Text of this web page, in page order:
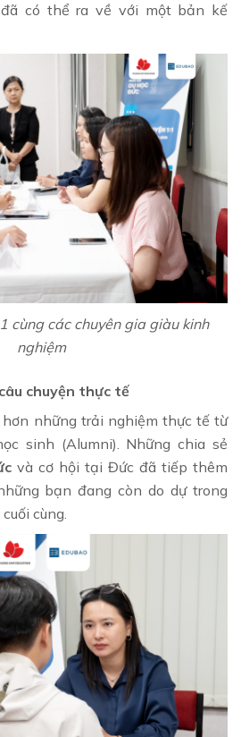
có thể ra về với một bản kế
cùng các chuyên gia giàu kinh
nghiệm
chuyện thực tế
những trải nghiệm thực tế từ
sinh (Alumni). Những chia sẻ
và cơ hội tại Đức đã tiếp thêm
bạn đang còn do dự trong
cùng.